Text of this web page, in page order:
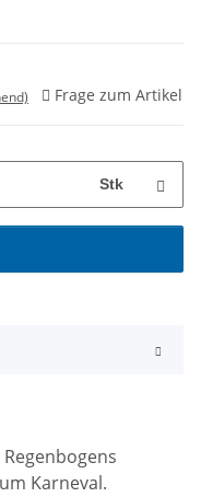
Frage zum Artikel
Stk
Karneval.